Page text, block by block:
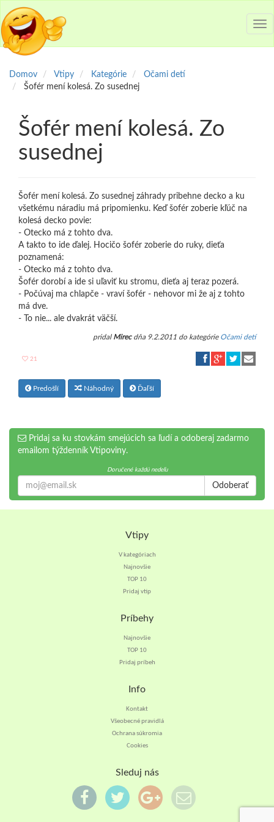
Domov Vtipy Kategórie
Očami detí
Šofér mení kolesá. Zo susednej
Šofér mení kolesá. Zo
susednej
Šofér mení kolesá. Zo susednej záhrady pribehne decko a ku
všetkému náradiu má pripomienku. Keď šofér zoberie kľúč na
kolesá decko povie:
- Otecko má z tohto dva.
A takto to ide ďalej. Hocičo šofér zoberie do ruky, dieťa
poznamená:
- Otecko má z tohto dva.
Šofér dorobí a ide si uľaviť ku stromu, dieťa aj teraz pozerá.
- Počúvaj ma chlapče - vraví šofér - nehovor mi že aj z tohto
má dve.
- To nie... ale dvakrát väčší.
pridal Mirecdňa 9.2.2011 do kategórie Očami detí
21
Predošlí Náhodný Ďaľší
Pridaj sa ku stovkám smejúcich sa ľudí a odoberaj zadarmo
emailom týždenník Vtipoviny.
Doručené každú nedeľu
Odoberať
Vtipy
V kategóriach
Najnovšie
TOP 10
Pridaj vtip
Príbehy
Najnovšie
TOP 10
Pridaj príbeh
Info
Kontakt
Všeobecné pravidlá
Ochrana súkromia
Cookies
Sleduj nás